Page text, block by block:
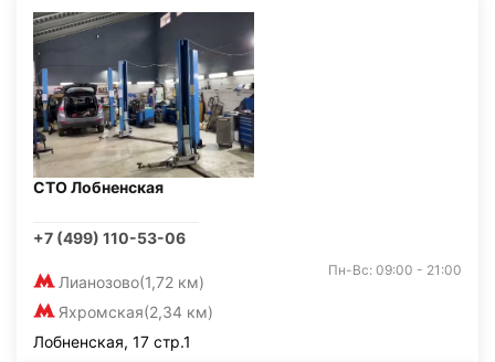
СТО Лобненская
+7 (499) 110-53-06
Лианозово(1,72 км)
Яхромская(2,34 км)
Пн-Вс: 09:00 - 21:00
Лобненская, 17 стр.1